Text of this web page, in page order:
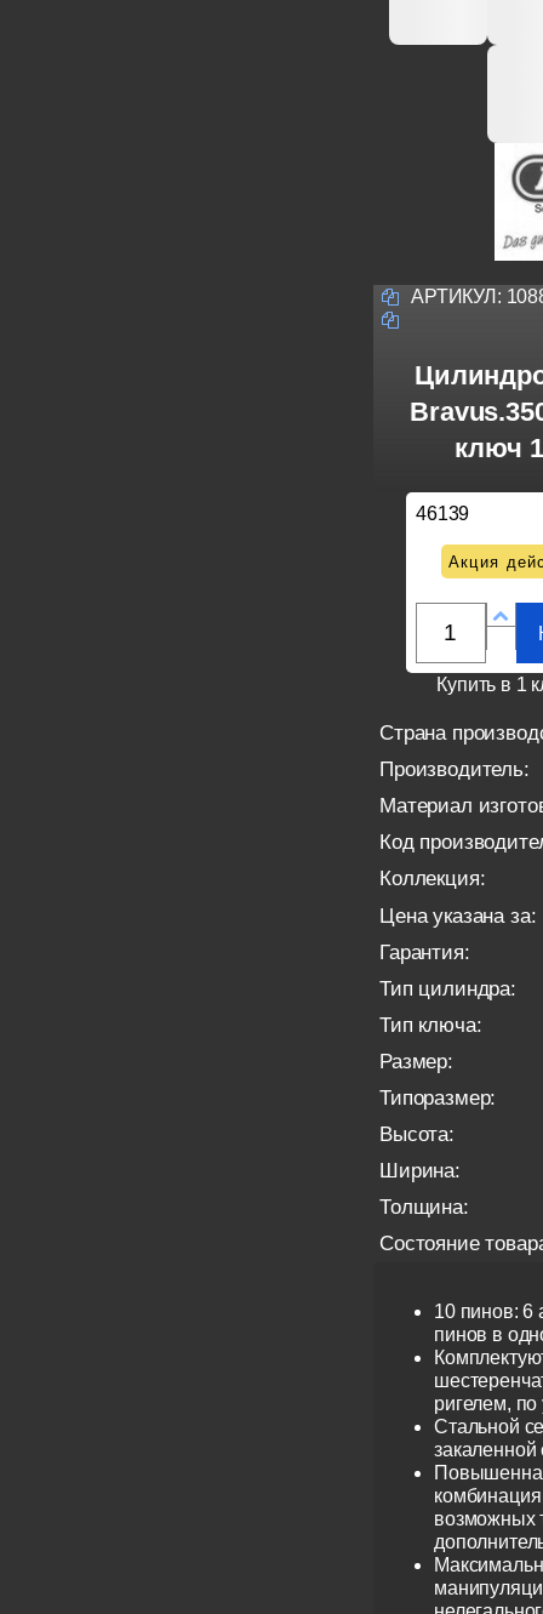
АРТИКУЛ:
ключ
46139
Акция
Купить в 1
Страна
Производитель:
Материал
Код
Коллекция:
Цена указана за:
Гарантия:
Тип цилиндра:
Тип ключа:
Размер:
Типоразмер:
Высота:
Ширина:
Толщина:
Состояние
10 пинов: 6
пинов в
ригелем,
Стальной
закаленной
возможных